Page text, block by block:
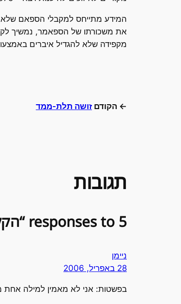
המידע מתייחס למקבלי הספאם שלא
את משכורתו של הספאמר, נמשיך
מקפידה שלא להגדיל איברים
← הקודם זושה תלת-ממד
תגובות
5 responses to “הקלק לפורנו מיד, שאל אותי כיצד”
ניימן
28 באפריל, 2006
בפשטות: אני לא מאמין למילה אחת